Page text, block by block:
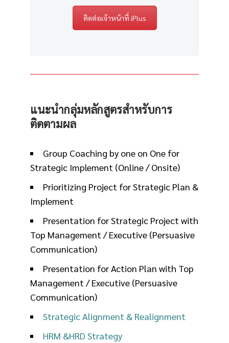
ติดต่อเจ้าหน้าที่ iPlus
แนะนำกลุ่มหลักสูตรสำหรับการ
ติดตามผล
Group Coaching by one on One for
Strategic Implement (Online / Onsite)
Prioritizing Project for Strategic Plan &
Implement
Presentation for Strategic Project with
Top Management / Executive (Persuasive
Communication)
Presentation for Action Plan with Top
Management / Executive (Persuasive
Communication)
Strategic Alignment & Realignment
HRM &HRD Strategy